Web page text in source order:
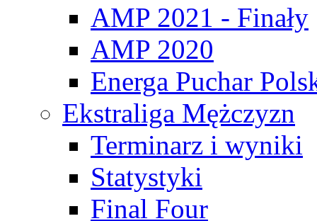
AMP 2021 - Finały
AMP 2020
Energa Puchar
Ekstraliga Mężczyzn
Terminarz i wyniki
Statystyki
Final Four